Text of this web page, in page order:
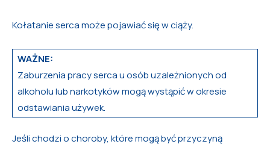
Kołatanie serca może pojawiać się w ciąży.
WAŻNE:
Zaburzenia pracy serca u osób uzależnionych od
alkoholu lub narkotyków mogą wystąpić w okresie
odstawiania używek.
Jeśli chodzi o choroby, które mogą być przyczyną